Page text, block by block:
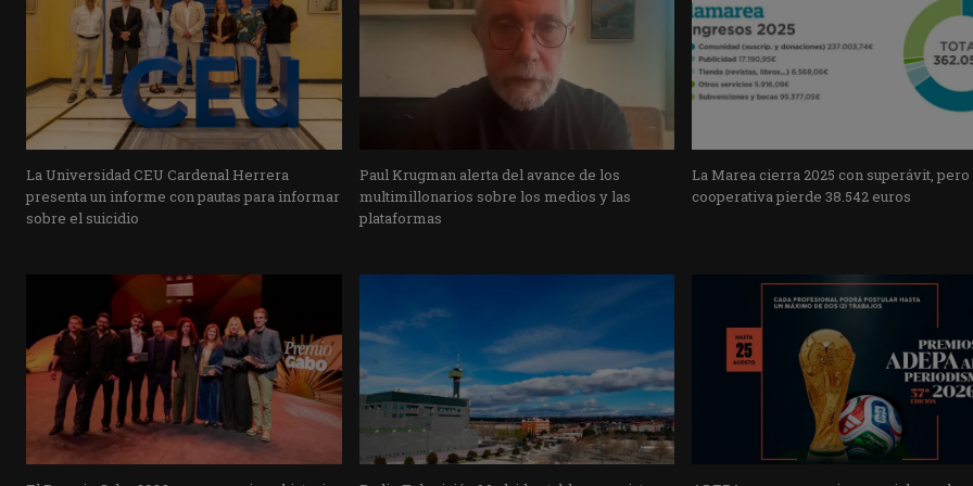
La Universidad CEU Cardenal Herrera
presenta un informe con pautas para informar
sobre el suicidio
Paul Krugman alerta del avance de los
multimillonarios sobre los medios y las
plataformas
La Marea cierra 2025 con superávit, pero
cooperativa pierde 38.542 euros